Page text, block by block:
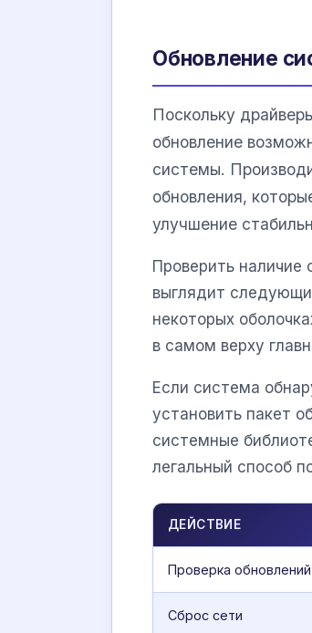
Обновление
Поскольку
обновление
системы.
обновления,
улучшение
Проверить
выглядит
некоторых
в самом верху
Если система
установить пакет
системные
легальный способ
ДЕЙСТВИЕ
Проверка обновлений
Сброс сети